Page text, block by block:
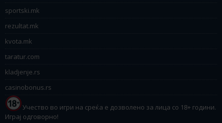
sportski.mk
rezultat.mk
kvota.mk
taratur.com
kladjenje.rs
casinobonus.rs
Учество во игри на среќа е дозволено за лица со 18+ години.
Играј одговорно!